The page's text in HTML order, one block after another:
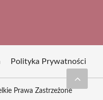
Polityka Prywatności
Prawa Zastrzeżone